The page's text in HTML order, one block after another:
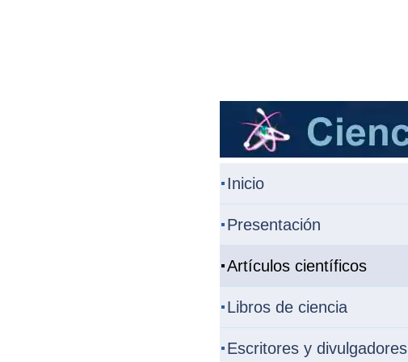
Inicio
Presentación
Artículos científicos
Libros de ciencia
Escritores y divulgadores